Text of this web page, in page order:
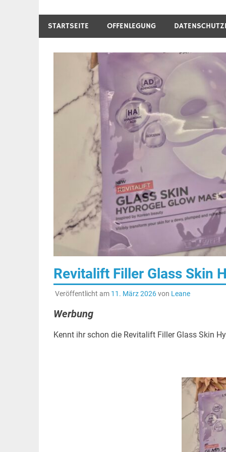
STARTSEITE OFFENLEGUNG
Revitalift Filler Glass Skin
Veröffentlicht am 11. März 2026von Leane
Werbung
Kennt ihr schon die Revitalift Filler Glass Skin